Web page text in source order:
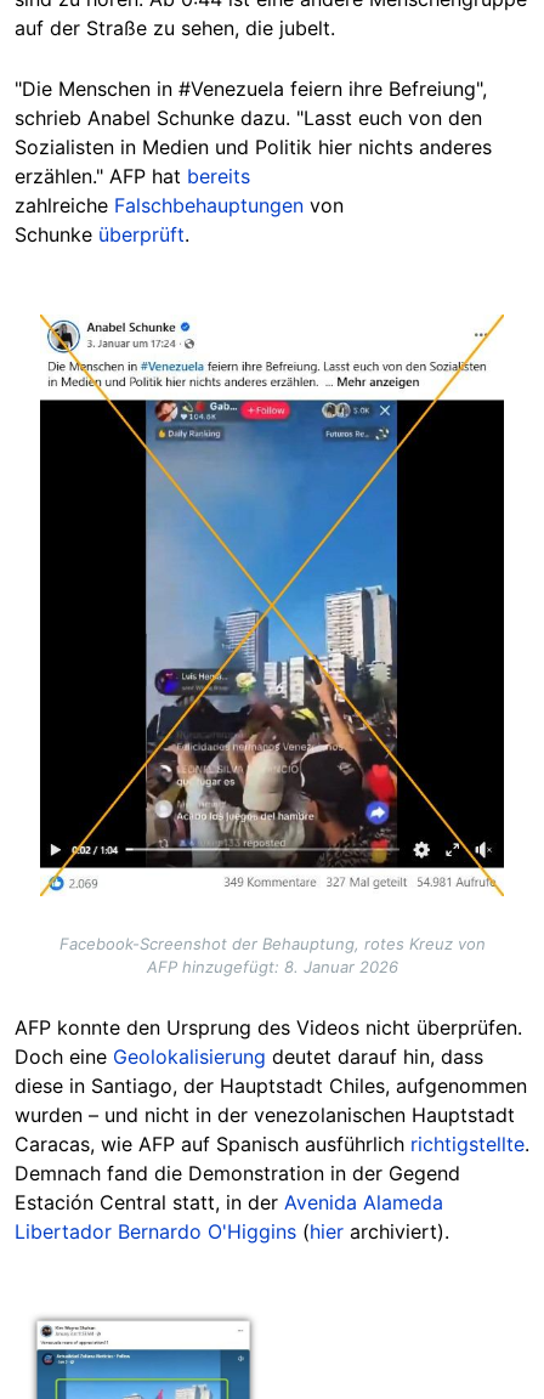
auf der Straße zu sehen, die jubelt.
"Die Menschen in #Venezuela feiern ihre Befreiung",
schrieb Anabel Schunke dazu. "Lasst euch von den
Sozialisten in Medien und Politik hier nichts anderes
erzählen." AFP hat bereits
zahlreiche Falschbehauptungen von
Schunke überprüft.
Image
Facebook-Screenshot der Behauptung, rotes Kreuz von
AFP hinzugefügt: 8. Januar 2026
AFP konnte den Ursprung des Videos nicht überprüfen.
Doch eine Geolokalisierung deutet darauf hin, dass
diese in Santiago, der Hauptstadt Chiles, aufgenommen
wurden – und nicht in der venezolanischen Hauptstadt
Caracas, wie AFP auf Spanisch ausführlich richtigstellte.
Demnach fand die Demonstration in der Gegend
Estación Central statt, in der Avenida Alameda
Libertador Bernardo O'Higgins (hier archiviert).
Image